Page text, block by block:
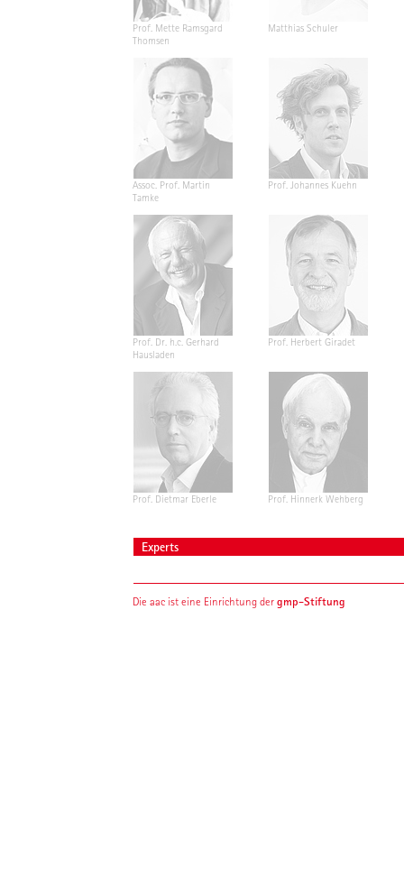
Prof. Mette Ramsgard
Thomsen
Matthias Schuler
Assoc. Prof. Martin
Tamke
Prof. Johannes Kuehn
Prof. Dr. h.c. Gerhard
Hausladen
Prof. Herbert Giradet
Prof. Dietmar Eberle Prof. Hinnerk Wehberg
Experts
Die aac ist eine Einrichtung dergmp-Stiftung